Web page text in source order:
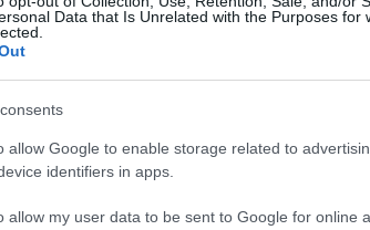
Data that Is Unrelated with the Purposes for
allow Google to enable storage related to
identifiers in apps.
allow my user data to be sent to Google for online
data center per miners di
di fallimento a settembre e Core
al Nasdaq, ha fatto lo stesso prima